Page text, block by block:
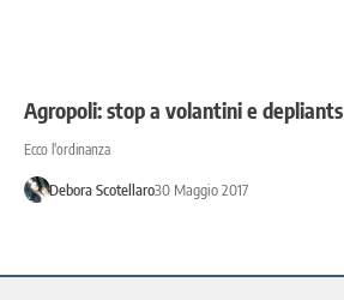
Agropoli: stop a volantini e depliants
Ecco l'ordinanza
Debora Scotellaro30 Maggio 2017